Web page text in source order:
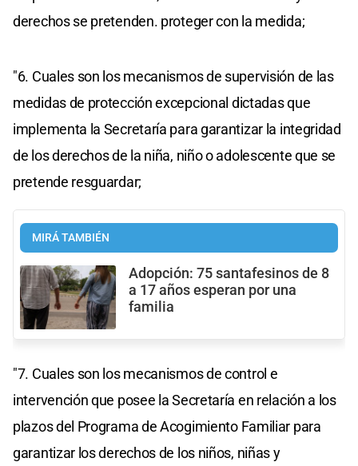
derechos se pretenden. proteger con la medida;
"6. Cuales son los mecanismos de supervisión de las
medidas de protección excepcional dictadas que
implementa la Secretaría para garantizar la integridad
de los derechos de la niña, niño o adolescente que se
pretende resguardar;
MIRÁ TAMBIÉN
Adopción: 75 santafesinos de 8
a 17 años esperan por una
familia
"7. Cuales son los mecanismos de control e
intervención que posee la Secretaría en relación a los
plazos del Programa de Acogimiento Familiar para
garantizar los derechos de los niños, niñas y